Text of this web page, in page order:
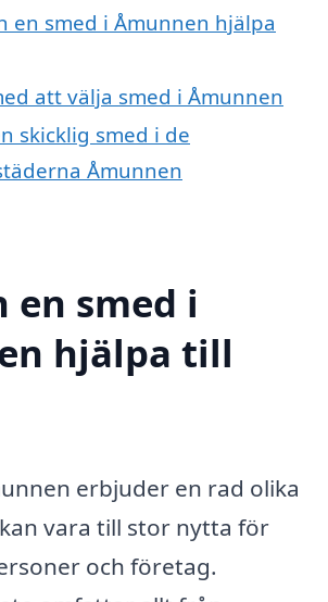
en smed i Åmunnen hjälpa
att välja smed i Åmunnen
skicklig smed i de
Åmunnen
en smed i
hjälpa till
erbjuder en rad olika
vara till stor nytta för
och företag.